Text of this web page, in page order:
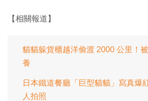
【相關報道】
貓貓躲貨櫃越洋偷渡 2000 公里！
養
日本鐵道餐廳「巨型貓貓」寫真爆
人拍照